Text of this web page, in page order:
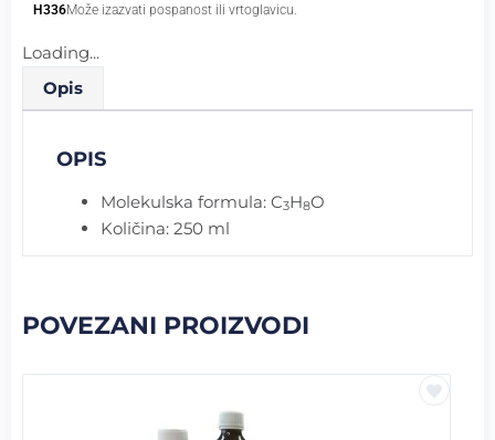
H336Može izazvati pospanost ili vrtoglavicu.
Loading...
Opis
OPIS
Molekulska formula: C3H8O
Količina: 250 ml
POVEZANI PROIZVODI